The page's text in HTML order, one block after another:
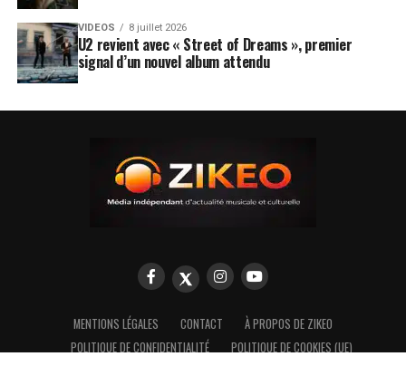
VIDEOS 8 juillet 2026
U2 revient avec « Street of Dreams », premier
signal d’un nouvel album attendu
MENTIONS LÉGALES CONTACT
À PROPOS DE ZIKEO
POLITIQUE DE CONFIDENTIALITÉ
POLITIQUE DE COOKIES (UE)